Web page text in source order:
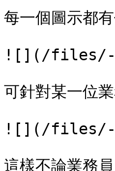
每一個圖示都
![](/files/-
可針對某一位
![](/files/-
這樣不論業務